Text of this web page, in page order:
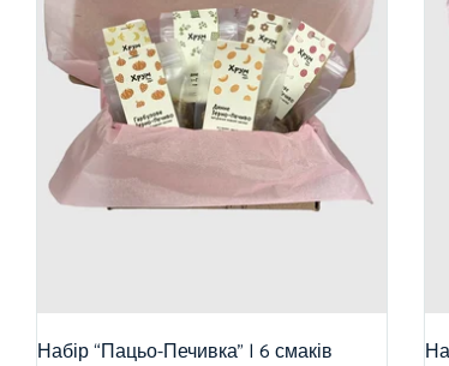
Набір “Пацьо-Печивка” | 6 смаків